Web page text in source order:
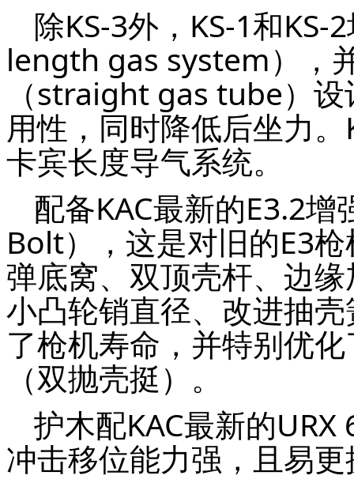
除KS-3外，KS-1和
length gas system），
（straight gas tube）
用性，同时降低后坐力
卡宾长度导气系统。
配备KAC最新的E3.2
Bolt），这是对旧的E3
弹底窝、双顶壳杆、边
小凸轮销直径、改进抽
了枪机寿命，并特别优
（双抛壳挺）。
护木配KAC最新的
冲击移位能力强，且易